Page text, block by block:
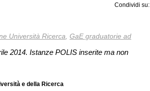
Condividi su:
Università Ricerca GaE graduatorie ad
2014. Istanze POLIS inserite ma non
e della Ricerca